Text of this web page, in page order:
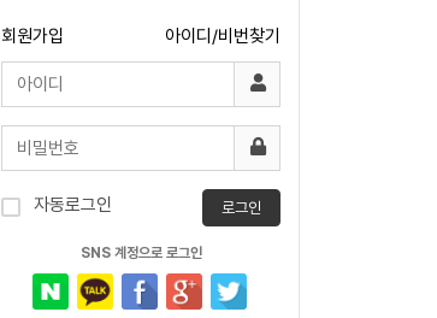
회원가입 아이디/비번찾기
자동로그인 로그인
SNS 계정으로 로그인